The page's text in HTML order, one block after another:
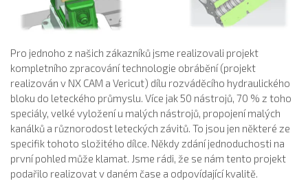
Pro jednoho z našich zákazníků jsme realizovali projekt
kompletního zpracování technologie obrábění (projekt
realizován v NX CAM a Vericut) dílu rozváděcího hydraulického
bloku do leteckého průmyslu. Více jak 50 nástrojů, 70 % z toho
speciály, velké vyložení u malých nástrojů, propojení malých
kanálků a různorodost leteckých závitů. To jsou jen některé ze
specifik tohoto složitého dílce. Někdy zdání jednoduchosti na
první pohled může klamat. Jsme rádi, že se nám tento projekt
podařilo realizovat v daném čase a odpovídající kvalitě.